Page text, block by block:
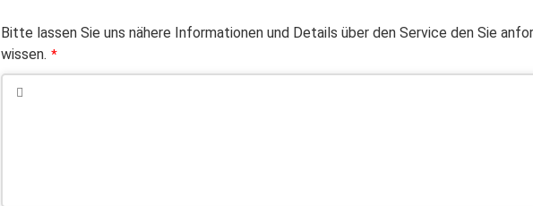
Bitte lassen Sie uns nähere Informationen und Details über den Service den Sie
wissen. *